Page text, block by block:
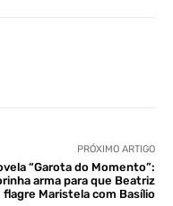
PRÓXIMO ARTIGO
“Garota do Momento”:
arma para que Beatriz
flagre Maristela com Basílio